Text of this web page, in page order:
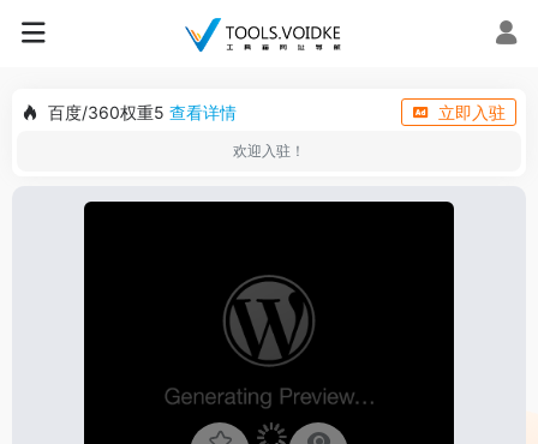
百度/360权重5 查看详情 立即入驻
欢迎入驻！